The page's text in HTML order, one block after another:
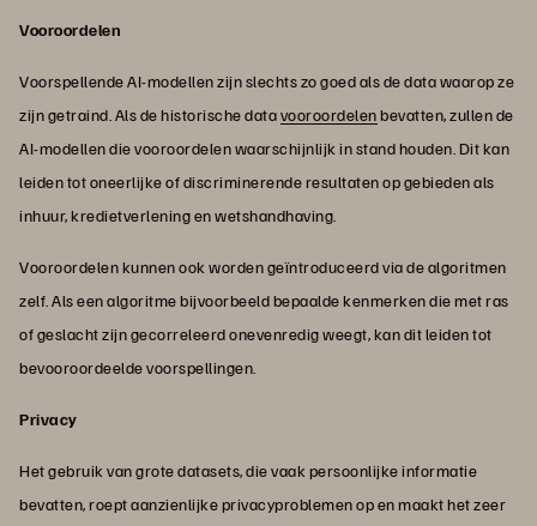
Vooroordelen
Voorspellende AI-modellen zijn slechts zo goed als de data waarop ze
zijn getraind. Als de historische datavooroordelenbevatten, zullen de
AI-modellen die vooroordelen waarschijnlijk in stand houden. Dit kan
leiden tot oneerlijke of discriminerende resultaten op gebieden als
inhuur, kredietverlening en wetshandhaving.
Vooroordelen kunnen ook worden geïntroduceerd via de algoritmen
zelf. Als een algoritme bijvoorbeeld bepaalde kenmerken die met ras
of geslacht zijn gecorreleerd onevenredig weegt, kan dit leiden tot
bevooroordeelde voorspellingen.
Privacy
Het gebruik van grote datasets, die vaak persoonlijke informatie
bevatten, roept aanzienlijke privacyproblemen op en maakt het zeer